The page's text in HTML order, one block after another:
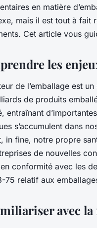
en matière
mais il est tout à fait
Cet article vous
les
de l’emballage est
de produits
entraînant
s’accumulent dans
in fine, notre propre
de nouvelles
conformité avec les
75 relatif aux
avec